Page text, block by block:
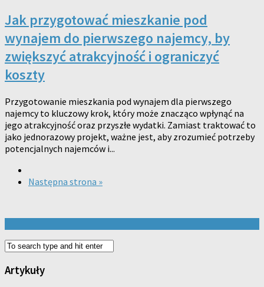
Jak przygotować mieszkanie pod
wynajem do pierwszego najemcy, by
zwiększyć atrakcyjność i ograniczyć
koszty
Przygotowanie mieszkania pod wynajem dla pierwszego
najemcy to kluczowy krok, który może znacząco wpłynąć na
jego atrakcyjność oraz przyszłe wydatki. Zamiast traktować to
jako jednorazowy projekt, ważne jest, aby zrozumieć potrzeby
potencjalnych najemców i...
Następna strona »
Artykuły